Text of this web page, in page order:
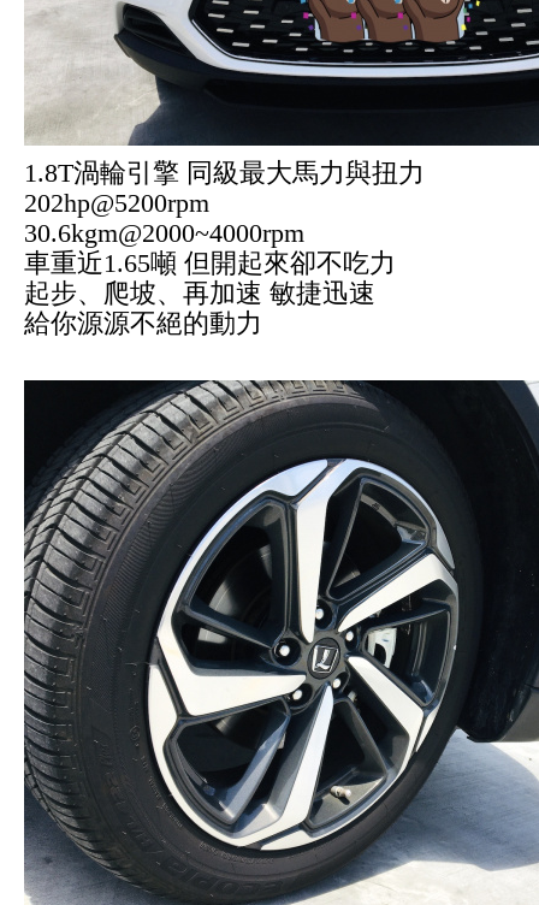
1.8T渦輪引擎 同級最大馬力與扭力
202hp@5200rpm
30.6kgm@2000~4000rpm
車重近1.65噸 但開起來卻不吃力
起步、爬坡、再加速 敏捷迅速
給你源源不絕的動力